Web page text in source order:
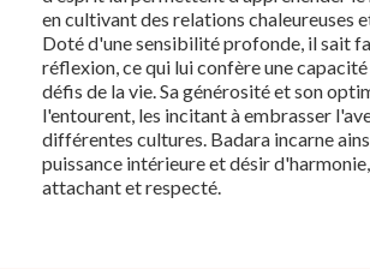
en cultivant des relations chaleureuses
Doté d'une sensibilité profonde, il sait
réflexion, ce qui lui confère une
défis de la vie. Sa générosité et son
l'entourent, les incitant à embrasser
différentes cultures. Badara incarne
puissance intérieure et désir
attachant et respecté.